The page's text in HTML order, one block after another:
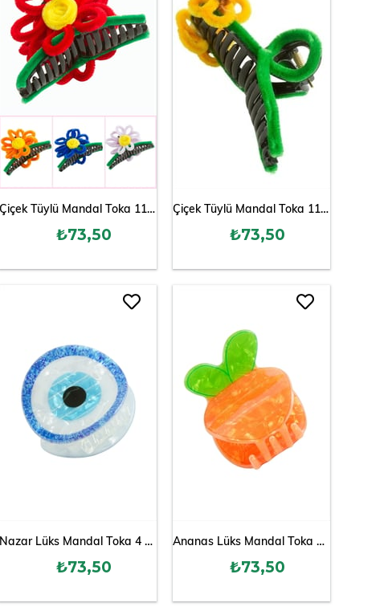
Çiçek Tüylü Mandal Toka 11 cm
₺73,50
ÜRÜN
Çiçek Tüylü Mandal Toka 11 cm
₺73,50
ÜRÜN
Nazar Lüks Mandal Toka 4 cm
₺73,50
Ananas Lüks Mandal Toka 4 cm
₺73,50